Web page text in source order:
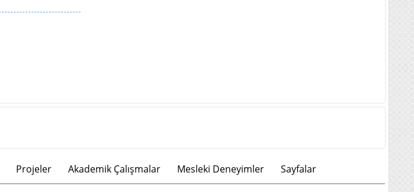
Projeler Akademik Çalışmalar Mesleki Deneyimler Sayfalar